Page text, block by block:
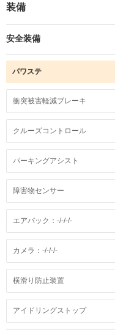
装備
安全装備
パワステ
衝突被害軽減ブレーキ
クルーズコントロール
パーキングアシスト
障害物センサー
エアバック：-/-/-/-
カメラ：-/-/-/-
横滑り防止装置
アイドリングストップ